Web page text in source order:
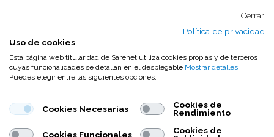
No hay comentarios
Cerrar
Política de privacidad
Uso de cookies
Esta página web titularidad de Sarenet utiliza cookies propias y de terceros
cuyas funcionalidades se detallan en el desplegable Mostrar detalles.
Puedes elegir entre las siguientes opciones:
Cookies Necesarias
Cookies de
Rendimiento
Cookies Funcionales
Cookies de